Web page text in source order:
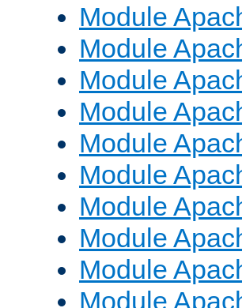
Module
Module
Module
Module
Module
Module
Module
Module
Module
Module